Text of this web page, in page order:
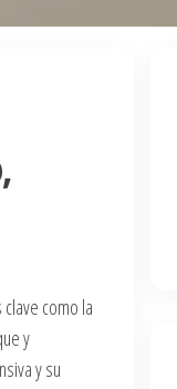
como la
y
y su